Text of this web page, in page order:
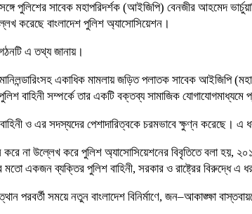
পুলিশের সাবেক মহাপরিদর্শক (আইজিপি) বেনজীর আহমেদ
করেছে বাংলাদেশ পুলিশ অ্যাসোসিয়েশন।
এ তথ্য জানায়।
একাধিক মামলায় জড়িত পলাতক সাবেক আইজিপি
বাহিনী সম্পর্কে তার একটি বক্তব্য সামাজিক যোগাযোগমাধ্যমে
ও এর সদস্যদের পেশাদারিত্বকে চরমভাবে ক্ষুণ্ন করেছে।
না উল্লেখ করে পুলিশ অ্যাসোসিয়েশনের বিবৃতিতে বলা হয়,
একজন ব্যক্তির পুলিশ বাহিনী, সরকার ও রাষ্ট্রের বিরুদ্ধে এ
সময়ে নতুন বাংলাদেশ বিনির্মাণে, জন–আকাঙ্ক্ষা